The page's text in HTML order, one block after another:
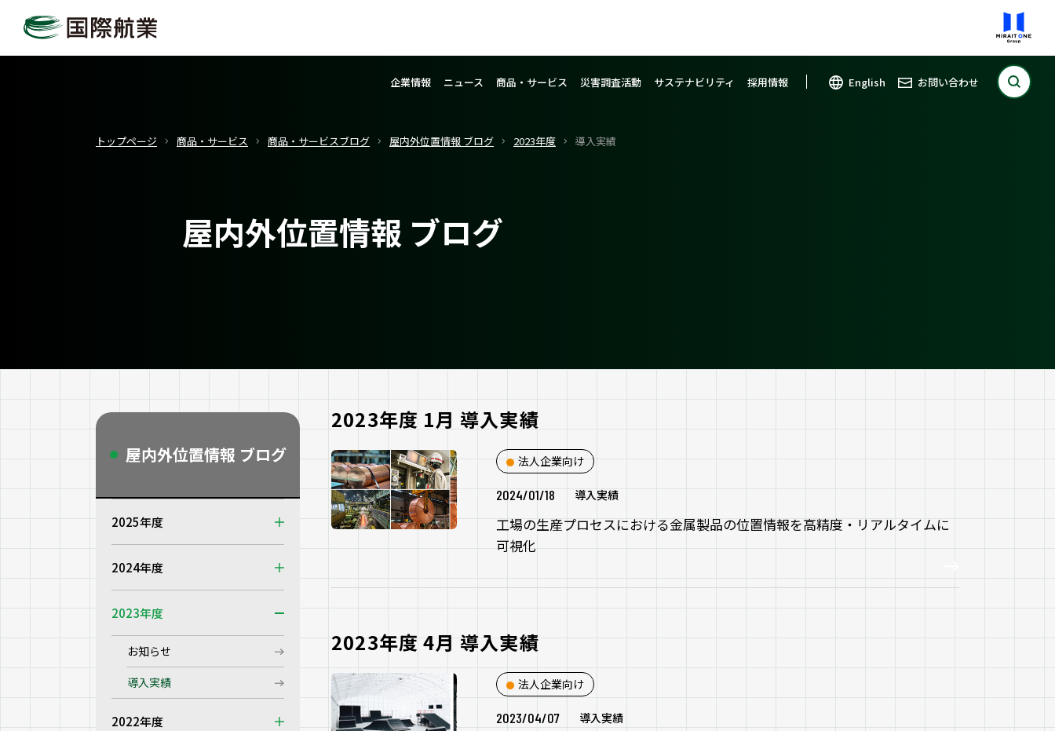
企業情報 ニュース 商品・サービス 災害調査活動 サステナビリティ 採用情報 English お問い合わせ
トップページ 商品・サービス 商品・サービスブログ 屋内外位置情報 ブログ 2023年度 導入実績
屋内外位置情報 ブログ
2023年度 1月 導入実績
法人企業向け
2024/01/18 導入実績
工場の生産プロセスにおける金属製品の位置情報を高精度・リアルタイムに
可視化
2023年度 4月 導入実績
法人企業向け
2023/04/07 導入実績
屋内外位置情報 ブログ
2025年度
2024年度
2023年度
お知らせ
導入実績
2022年度